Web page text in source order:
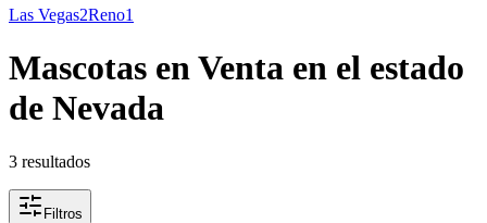
Las Vegas2Reno1
Mascotas en Venta en el estado
de Nevada
3 resultados
Filtros